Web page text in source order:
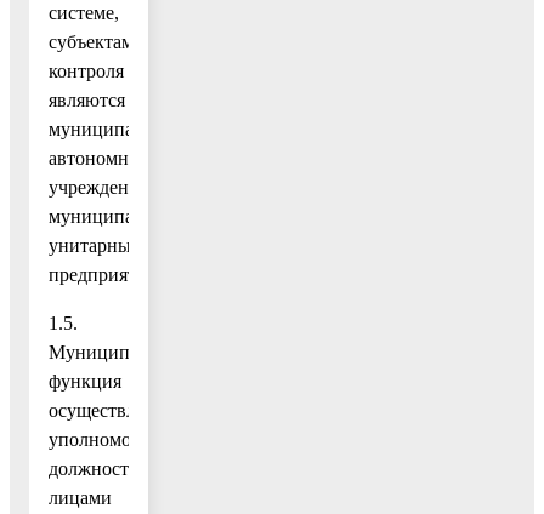
системе,
субъектами
контроля
являются
муниципальные
автономные
учреждения,
муниципальные
унитарные
предприятия.
1.5.
Муниципальная
функция
осуществляется
уполномоченными
должностными
лицами